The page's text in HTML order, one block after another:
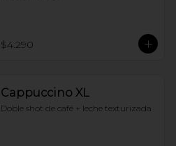
$4.290
Cappuccino XL
Doble shot de café + leche texturizada